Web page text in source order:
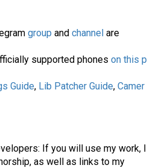
group and channel are
supported phones on this p
Guide, Lib Patcher Guide, Camer
If you will use my work, I
as well as links to my